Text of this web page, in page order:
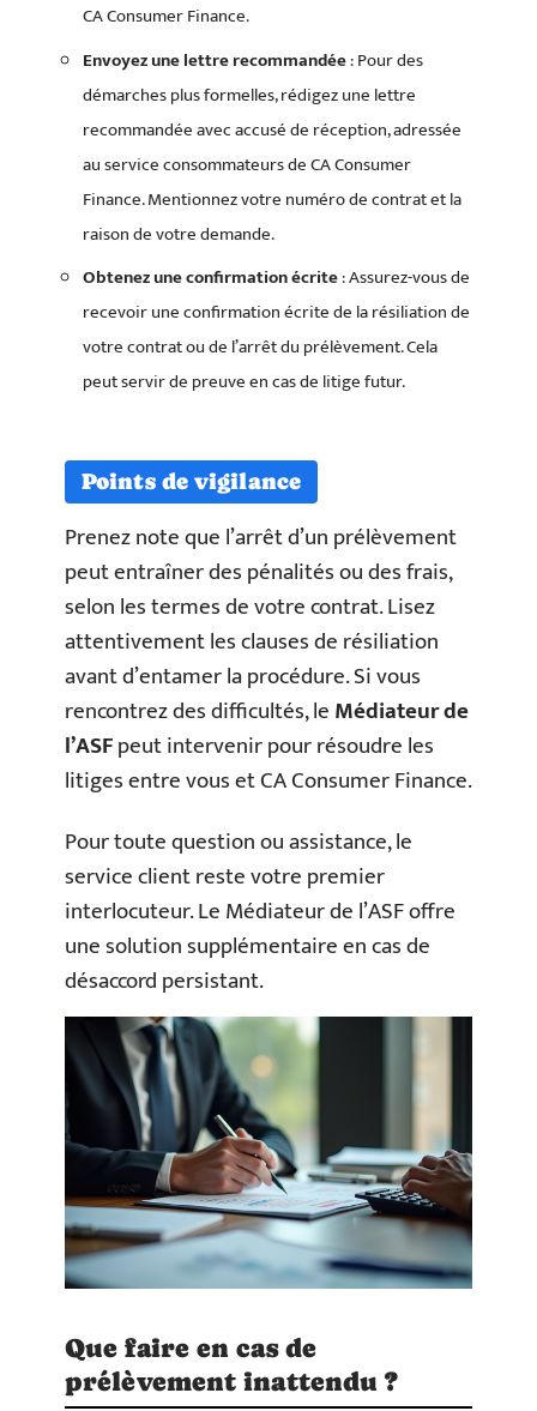
CA Consumer Finance.
Envoyez une lettre recommandée: Pour des
démarches plus formelles, rédigez une lettre
recommandée avec accusé de réception, adressée
au service consommateurs de CA Consumer
Finance. Mentionnez votre numéro de contrat et la
raison de votre demande.
Obtenez une confirmation écrite: Assurez-vous de
recevoir une confirmation écrite de la résiliation de
votre contrat ou de l’arrêt du prélèvement. Cela
peut servir de preuve en cas de litige futur.
Points de vigilance
Prenez note que l’arrêt d’un prélèvement
peut entraîner des pénalités ou des frais,
selon les termes de votre contrat. Lisez
attentivement les clauses de résiliation
avant d’entamer la procédure. Si vous
rencontrez des difficultés, leMédiateur de
l’ASFpeut intervenir pour résoudre les
litiges entre vous et CA Consumer Finance.
Pour toute question ou assistance, le
service client reste votre premier
interlocuteur. Le Médiateur de l’ASF offre
une solution supplémentaire en cas de
désaccord persistant.
Que faire en cas de
prélèvement inattendu ?